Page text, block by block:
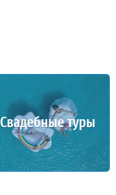
Свадебные туры